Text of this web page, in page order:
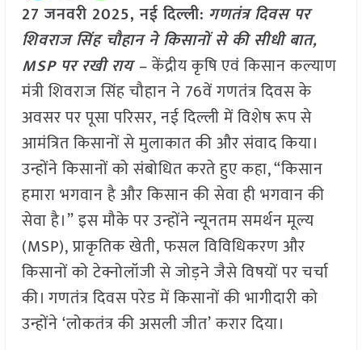
27 जनवरी 2025, नई दिल्ली: गणतंत्र दिवस पर
शिवराज सिंह चौहान ने किसानों से की सीधी बात,
MSP पर रखी राय –केंद्रीय कृषि एवं किसान कल्याण
मंत्री शिवराज सिंह चौहान ने 76वें गणतंत्र दिवस के
अवसर पर पूसा परिसर, नई दिल्ली में विशेष रूप से
आमंत्रित किसानों से मुलाकात की और संवाद किया।
उन्होंने किसानों को संबोधित करते हुए कहा, “किसान
हमारा भगवान है और किसान की सेवा ही भगवान की
सेवा है।” इस मौके पर उन्होंने न्यूनतम समर्थन मूल्य
(MSP), प्राकृतिक खेती, फसल विविधिकरण और
किसानों को टेक्नोलॉजी से जोड़ने जैसे विषयों पर चर्चा
की। गणतंत्र दिवस परेड में किसानों की भागीदारी को
उन्होंने ‘लोकतंत्र की असली जीत’ करार दिया।